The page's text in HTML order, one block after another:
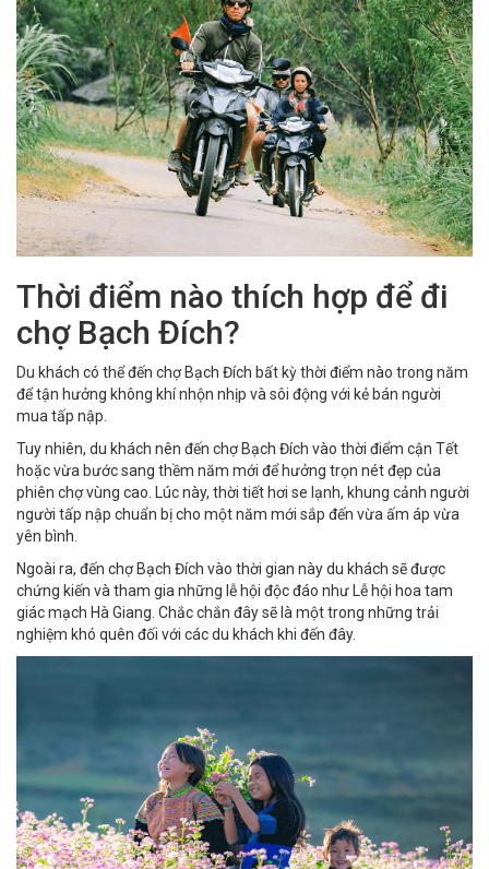
Thời điểm nào thích hợp để đi
chợ Bạch Đích?
Du khách có thể đến chợ Bạch Đích bất kỳ thời điểm nào trong năm
để tận hưởng không khí nhộn nhịp và sôi động với kẻ bán người
mua tấp nập.
Tuy nhiên, du khách nên đến chợ Bạch Đích vào thời điểm cận Tết
hoặc vừa bước sang thềm năm mới để hưởng trọn nét đẹp của
phiên chợ vùng cao. Lúc này, thời tiết hơi se lạnh, khung cảnh người
người tấp nập chuẩn bị cho một năm mới sắp đến vừa ấm áp vừa
yên bình.
Ngoài ra, đến chợ Bạch Đích vào thời gian này du khách sẽ được
chứng kiến và tham gia những lễ hội độc đáo như Lễ hội hoa tam
giác mạch Hà Giang . Chắc chắn đây sẽ là một trong những trải
nghiệm khó quên đối với các du khách khi đến đây.